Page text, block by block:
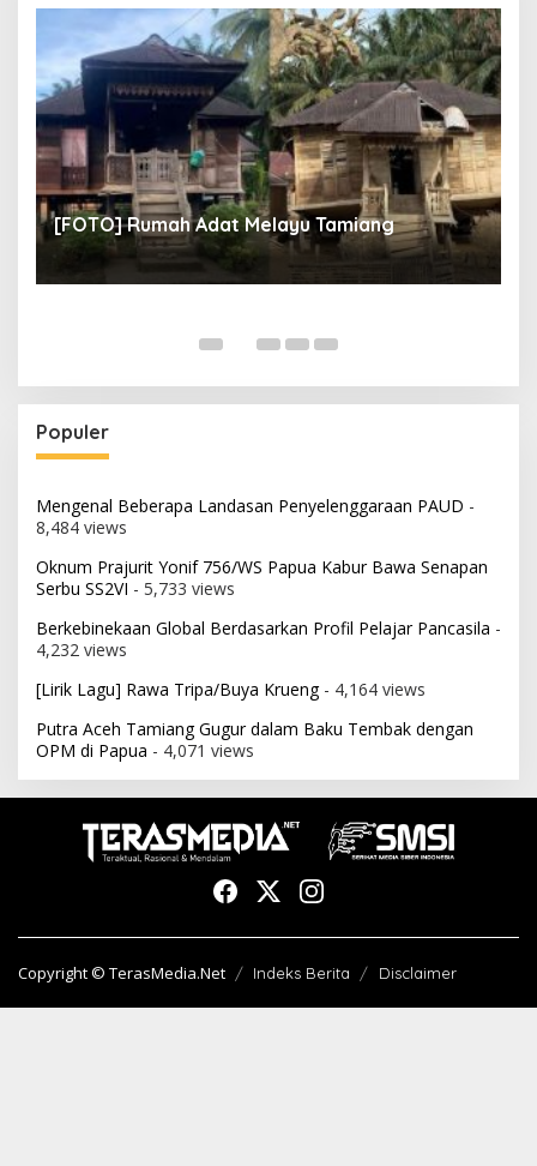
[FOTO] Rumah Adat Melayu Tamiang
Populer
Mengenal Beberapa Landasan Penyelenggaraan PAUD -
8,484 views
Oknum Prajurit Yonif 756/WS Papua Kabur Bawa Senapan
Serbu SS2VI - 5,733 views
Berkebinekaan Global Berdasarkan Profil Pelajar Pancasila -
4,232 views
[Lirik Lagu] Rawa Tripa/Buya Krueng- 4,164 views
Putra Aceh Tamiang Gugur dalam Baku Tembak dengan
OPM di Papua - 4,071 views
Copyright © TerasMedia.Net Indeks Berita Disclaimer